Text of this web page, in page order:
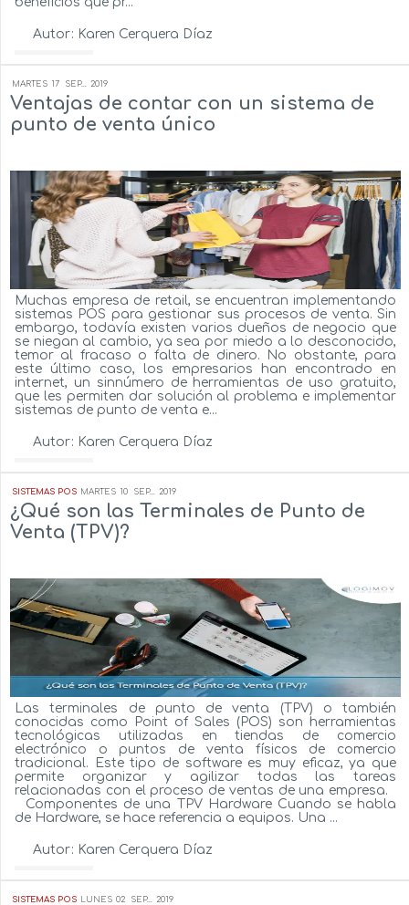
Autor: Karen Cerquera Díaz
MARTES 17 SEP... 2019
Ventajas de contar con un sistema de
punto de venta único
Muchas empresa de retail, se encuentran implementando
sistemas POS para gestionar sus procesos de venta. Sin
embargo, todavía existen varios dueños de negocio que
se niegan al cambio, ya sea por miedo a lo desconocido,
temor al fracaso o falta de dinero. No obstante, para
este último caso, los empresarios han encontrado en
internet, un sinnúmero de herramientas de uso gratuito,
que les permiten dar solución al problema e implementar
sistemas de punto de venta e...
Autor: Karen Cerquera Díaz
SISTEMAS POS MARTES 10 SEP... 2019
¿Qué son las Terminales de Punto de
Venta (TPV)?
Las terminales de punto de venta (TPV) o también
conocidas como Point of Sales (POS) son herramientas
tecnológicas utilizadas en tiendas de comercio
electrónico o puntos de venta físicos de comercio
tradicional. Este tipo de software es muy eficaz, ya que
permite organizar y agilizar todas las tareas
relacionadas con el proceso de ventas de una empresa.
Componentes de una TPV Hardware Cuando se habla
de Hardware, se hace referencia a equipos. Una ...
Autor: Karen Cerquera Díaz
SISTEMAS POS LUNES 02 SEP... 2019